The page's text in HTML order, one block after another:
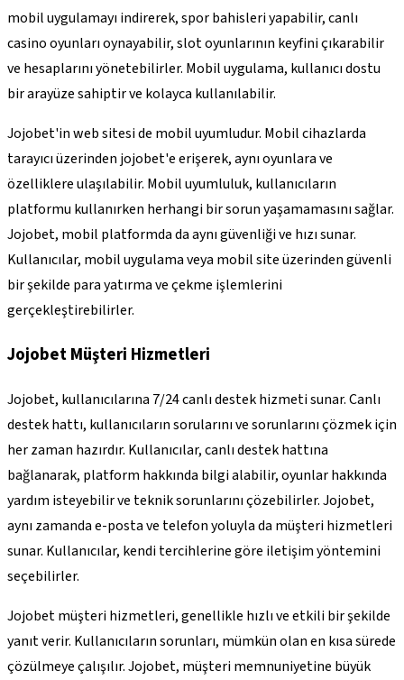
mobil uygulamayı indirerek, spor bahisleri yapabilir, canlı
casino oyunları oynayabilir, slot oyunlarının keyfini çıkarabilir
ve hesaplarını yönetebilirler. Mobil uygulama, kullanıcı dostu
bir arayüze sahiptir ve kolayca kullanılabilir.
Jojobet'in web sitesi de mobil uyumludur. Mobil cihazlarda
tarayıcı üzerinden jojobet'e erişerek, aynı oyunlara ve
özelliklere ulaşılabilir. Mobil uyumluluk, kullanıcıların
platformu kullanırken herhangi bir sorun yaşamamasını sağlar.
Jojobet, mobil platformda da aynı güvenliği ve hızı sunar.
Kullanıcılar, mobil uygulama veya mobil site üzerinden güvenli
bir şekilde para yatırma ve çekme işlemlerini
gerçekleştirebilirler.
Jojobet Müşteri Hizmetleri
Jojobet, kullanıcılarına 7/24 canlı destek hizmeti sunar. Canlı
destek hattı, kullanıcıların sorularını ve sorunlarını çözmek için
her zaman hazırdır. Kullanıcılar, canlı destek hattına
bağlanarak, platform hakkında bilgi alabilir, oyunlar hakkında
yardım isteyebilir ve teknik sorunlarını çözebilirler. Jojobet,
aynı zamanda e-posta ve telefon yoluyla da müşteri hizmetleri
sunar. Kullanıcılar, kendi tercihlerine göre iletişim yöntemini
seçebilirler.
Jojobet müşteri hizmetleri, genellikle hızlı ve etkili bir şekilde
yanıt verir. Kullanıcıların sorunları, mümkün olan en kısa sürede
çözülmeye çalışılır. Jojobet, müşteri memnuniyetine büyük